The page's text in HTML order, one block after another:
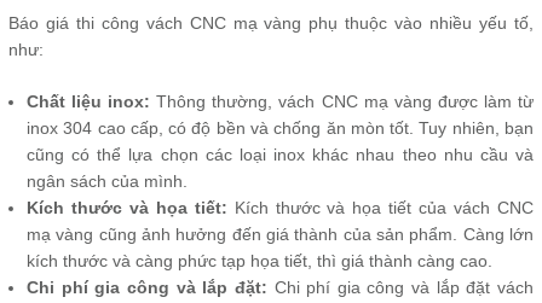
Báo giá thi công vách CNC mạ vàng phụ thuộc vào nhiều yếu tố,
như:
Chất liệu inox: Thông thường, vách CNC mạ vàng được làm từ
inox 304 cao cấp, có độ bền và chống ăn mòn tốt. Tuy nhiên, bạn
cũng có thể lựa chọn các loại inox khác nhau theo nhu cầu và
ngân sách của mình.
Kích thước và họa tiết: Kích thước và họa tiết của vách CNC
mạ vàng cũng ảnh hưởng đến giá thành của sản phẩm. Càng lớn
kích thước và càng phức tạp họa tiết, thì giá thành càng cao.
Chi phí gia công và lắp đặt: Chi phí gia công và lắp đặt vách